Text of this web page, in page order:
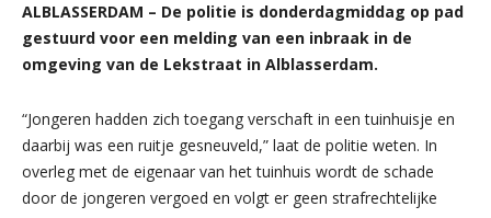
ALBLASSERDAM – De politie is donderdagmiddag op pad
gestuurd voor een melding van een inbraak in de
omgeving van de Lekstraat in Alblasserdam.
“Jongeren hadden zich toegang verschaft in een tuinhuisje en
daarbij was een ruitje gesneuveld,” laat de politie weten. In
overleg met de eigenaar van het tuinhuis wordt de schade
door de jongeren vergoed en volgt er geen strafrechtelijke